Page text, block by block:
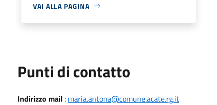
VAI ALLA PAGINA
Punti di contatto
Indirizzo mail : maria.antona@comune.acate.rg.it